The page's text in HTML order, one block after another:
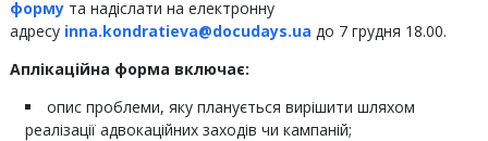
формута надіслати на електронну
адресу inna.kondratieva@docudays.ua до 7 грудня 18.00.
Аплікаційна форма включає:
опис проблеми, яку планується вирішити шляхом
реалізації адвокаційних заходів чи кампаній;